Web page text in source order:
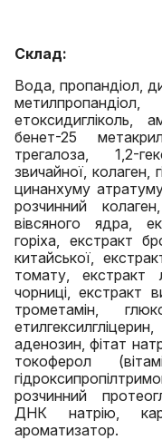
Склад:
Вода, пропандіол,
етоксидигліколь,
бенет-25
трегалоза, 1,2-
звичайної, колаген,
цинанхуму
розчинний
вівсяного ядра,
горіха, екстракт
китайської,
томату, екстракт
чорниці, екстракт
трометамін,
аденозин, фітат
токоферол
розчинний
ДНК натрію,
ароматизатор.